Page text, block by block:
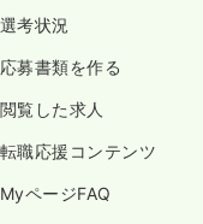
選考状況
応募書類を作る
閲覧した求人
転職応援コンテンツ
MyページFAQ